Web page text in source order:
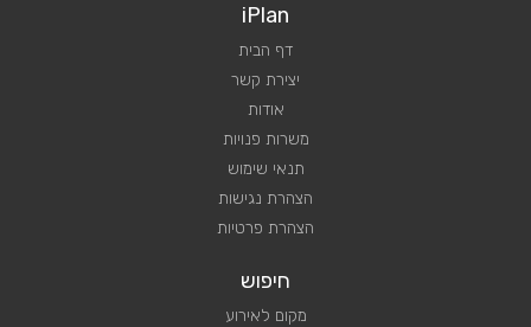
iPlan
דף הבית
יצירת קשר
אודות
משרות פנויות
תנאי שימוש
הצהרת נגישות
הצהרת פרטיות
חיפוש
מקום לאירוע